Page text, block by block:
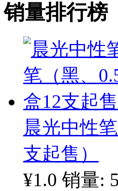
销量排行榜
晨光中性
支起售）
¥1.0 销量: